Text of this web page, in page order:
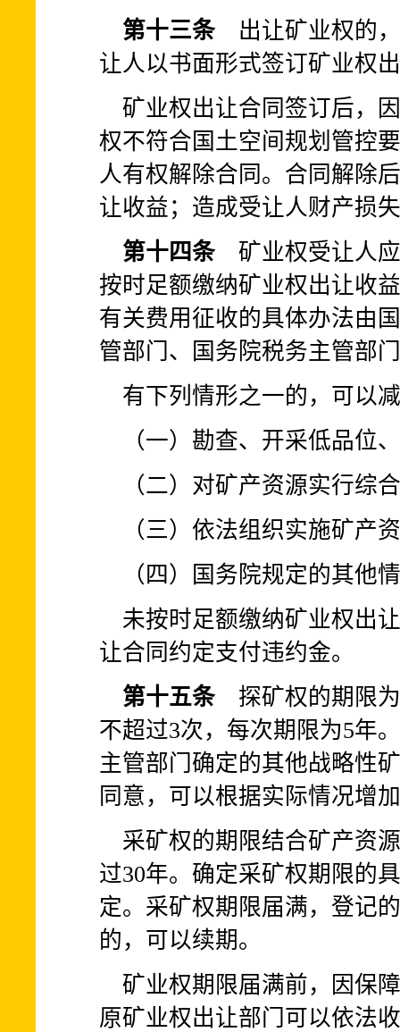
第十三条出让矿业权的，
让人以书面形式签订矿业权
矿业权出让合同签订后，
权不符合国土空间规划管控
人有权解除合同。合同解除
让收益；造成受让人财产损
第十四条矿业权受让人应
按时足额缴纳矿业权出让收
有关费用征收的具体办法由
管部门、国务院税务主管部
有下列情形之一的，可以
（一）勘查、开采低品位
（二）对矿产资源实行综
（三）依法组织实施矿产
（四）国务院规定的其他
未按时足额缴纳矿业权出
让合同约定支付违约金。
第十五条探矿权的期限为
不超过3次，每次期限为5年
主管部门确定的其他战略性
同意，可以根据实际情况增
采矿权的期限结合矿产资
过30年。确定采矿权期限的
定。采矿权期限届满，登记
的，可以续期。
矿业权期限届满前，因保
原矿业权出让部门可以依法